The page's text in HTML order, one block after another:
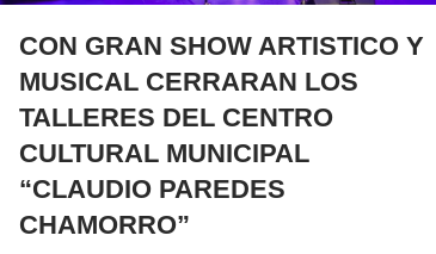
CON GRAN SHOW ARTISTICO Y
MUSICAL CERRARAN LOS
TALLERES DEL CENTRO
CULTURAL MUNICIPAL
“CLAUDIO PAREDES
CHAMORRO”